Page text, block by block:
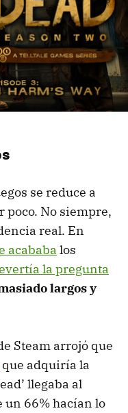
se reduce a
No siempre,
real. En
acababa los
la pregunta
largos y
Steam arrojó que
que adquiría la
llegaba al
66% hacían lo